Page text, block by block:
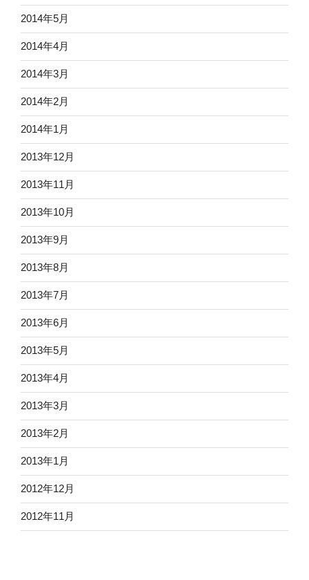
2014年5月
2014年4月
2014年3月
2014年2月
2014年1月
2013年12月
2013年11月
2013年10月
2013年9月
2013年8月
2013年7月
2013年6月
2013年5月
2013年4月
2013年3月
2013年2月
2013年1月
2012年12月
2012年11月